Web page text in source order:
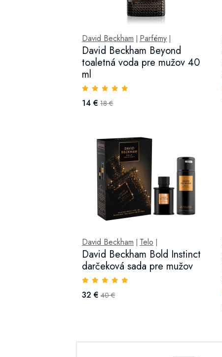
David Beckham Parfémy
David Beckham Beyond
toaletná voda pre mužov 40
ml
14 € 18 €
David Beckham Telo
David Beckham Bold Instinct
darčeková sada pre mužov
32 € 40 €